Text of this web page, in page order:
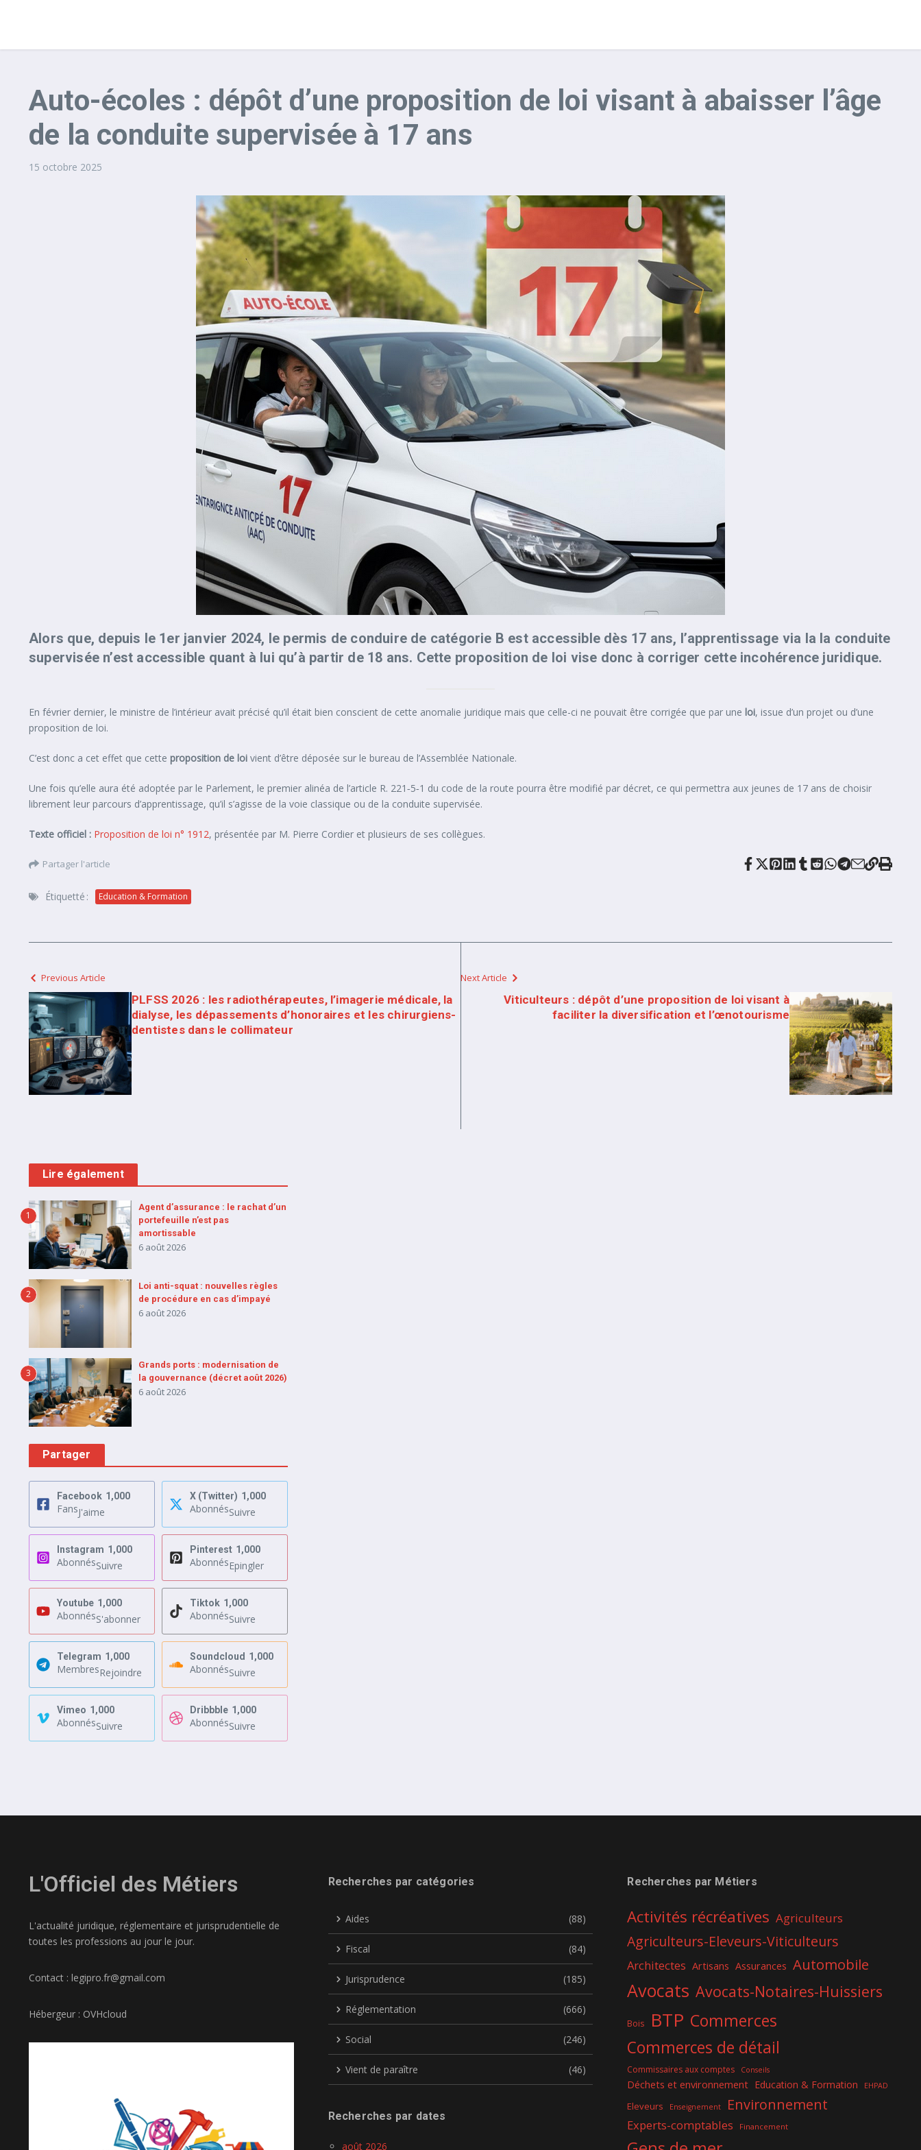
Auto-écoles : dépôt d’une proposition de loi visant à abaisser l’âge
de la conduite supervisée à 17 ans
15 octobre 2025
Alors que, depuis le 1er janvier 2024, le permis de conduire de catégorie B est accessible dès 17 ans, l’apprentissage via la la conduite
supervisée n’est accessible quant à lui qu’à partir de 18 ans. Cette proposition de loi vise donc à corriger cette incohérence juridique.
En février dernier, le ministre de l’intérieur avait précisé qu’il était bien conscient de cette anomalie juridique mais que celle-ci ne pouvait être corrigée que par une loi, issue d’un projet ou d’une
proposition de loi.
C’est donc a cet effet que cette proposition de loi vient d’être déposée sur le bureau de l’Assemblée Nationale.
Une fois qu’elle aura été adoptée par le Parlement, le premier alinéa de l’article R. 221‑5‑1 du code de la route pourra être modifié par décret, ce qui permettra aux jeunes de 17 ans de choisir
librement leur parcours d’apprentissage, qu’il s’agisse de la voie classique ou de la conduite supervisée.
Texte officiel : Proposition de loi n° 1912, présentée par M. Pierre Cordier et plusieurs de ses collègues.
Partager l'article
Étiquetté : Education & Formation
Previous Article
PLFSS 2026 : les radiothérapeutes, l’imagerie médicale, la
dialyse, les dépassements d’honoraires et les chirurgiens-
dentistes dans le collimateur
Next Article
Viticulteurs : dépôt d’une proposition de loi visant à
faciliter la diversification et l’œnotourisme
Lire également
1
Agent d’assurance : le rachat d’un
portefeuille n’est pas
amortissable
6 août 2026
2
Loi anti-squat : nouvelles règles
de procédure en cas d’impayé
6 août 2026
3
Grands ports : modernisation de
la gouvernance (décret août 2026)
6 août 2026
Partager
Facebook 1,000
FansJ'aime
X (Twitter) 1,000
AbonnésSuivre
Instagram 1,000
AbonnésSuivre
Pinterest 1,000
AbonnésEpingler
Youtube 1,000
AbonnésS'abonner
Tiktok 1,000
AbonnésSuivre
Telegram 1,000
MembresRejoindre
Soundcloud 1,000
AbonnésSuivre
Vimeo 1,000
AbonnésSuivre
Dribbble 1,000
AbonnésSuivre
L'Officiel des Métiers
L'actualité juridique, réglementaire et jurisprudentielle de
toutes les professions au jour le jour.
Contact : legipro.fr@gmail.com
Hébergeur : OVHcloud
Recherches par catégories
Aides (88)
Fiscal (84)
Jurisprudence (185)
Réglementation (666)
Social (246)
Vient de paraître (46)
Recherches par dates
août 2026
Recherches par Métiers
Activités récréatives Agriculteurs
Agriculteurs-Eleveurs-Viticulteurs
Architectes Artisans Assurances Automobile
Avocats Avocats-Notaires-Huissiers
Bois BTP Commerces
Commerces de détail
Commissaires aux comptes Conseils
Déchets et environnement Education & Formation EHPAD
Eleveurs Enseignement Environnement
Experts-comptables Financement